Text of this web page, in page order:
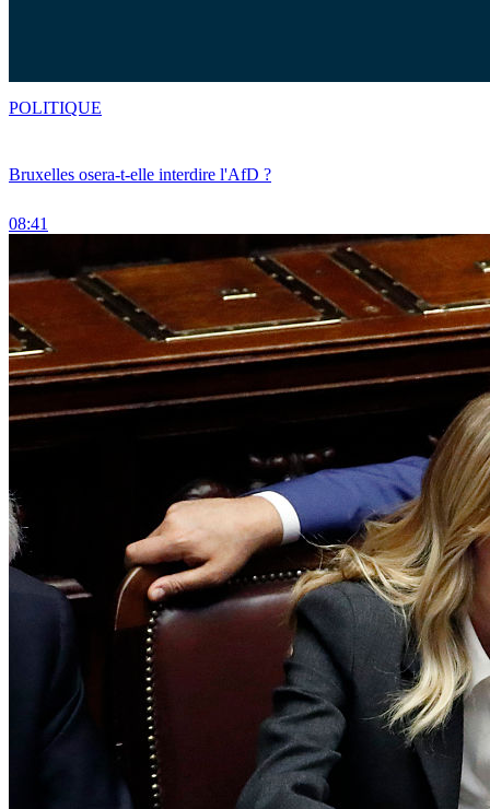
Bruxelles osera-t-elle interdire l'AfD ?
08:41
POLITIQUE